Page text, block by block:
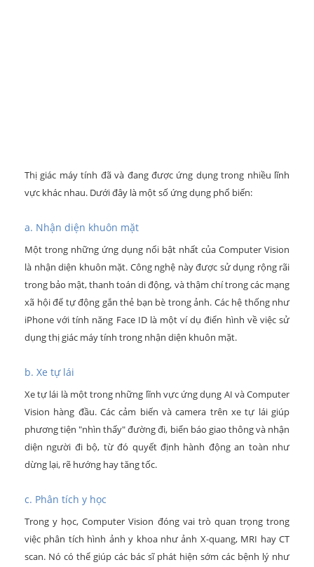
Thị giác máy tính đã và đang được ứng dụng trong nhiều lĩnh
vực khác nhau. Dưới đây là một số ứng dụng phổ biến:
a. Nhận diện khuôn mặt
Một trong những ứng dụng nổi bật nhất của Computer Vision
là nhận diện khuôn mặt. Công nghệ này được sử dụng rộng rãi
trong bảo mật, thanh toán di động, và thậm chí trong các mạng
xã hội để tự động gắn thẻ bạn bè trong ảnh. Các hệ thống như
iPhone với tính năng Face ID là một ví dụ điển hình về việc sử
dụng thị giác máy tính trong nhận diện khuôn mặt.
b. Xe tự lái
Xe tự lái là một trong những lĩnh vực ứng dụng AI và Computer
Vision hàng đầu. Các cảm biến và camera trên xe tự lái giúp
phương tiện "nhìn thấy" đường đi, biển báo giao thông và nhận
diện người đi bộ, từ đó quyết định hành động an toàn như
dừng lại, rẽ hướng hay tăng tốc.
c. Phân tích y học
Trong y học, Computer Vision đóng vai trò quan trọng trong
việc phân tích hình ảnh y khoa như ảnh X-quang, MRI hay CT
scan. Nó có thể giúp các bác sĩ phát hiện sớm các bệnh lý như